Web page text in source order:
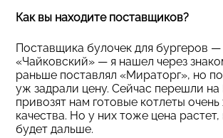
Как вы находите поставщиков?
Поставщика булочек для бургеров
«Чайковский» — я нашел через
раньше поставлял «Мираторг», но
уж задрали цену. Сейчас перешли на
привозят нам готовые котлеты
качества. Но у них тоже цена растет,
будет дальше.